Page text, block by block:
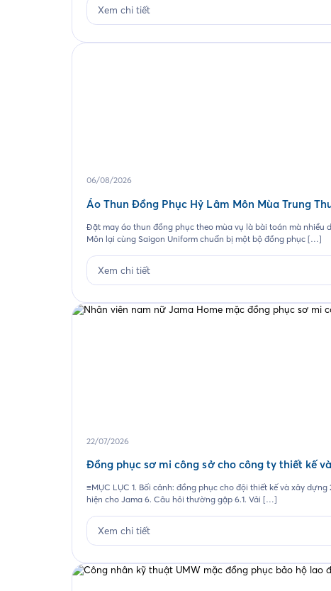
Xem chi tiết
06/08/2026
Áo Thun Đồng Phục Hỷ Lâm Môn Mùa Trung
Đặt may áo thun đồng phục theo mùa vụ là bài toán mà nhiều
Môn lại cùng Saigon Uniform chuẩn bị một bộ đồng phục […]
Xem chi tiết
22/07/2026
Đồng phục sơ mi công sở cho công ty thiết kế
≡MỤC LỤC 1. Bối cảnh: đồng phục cho đội thiết kế và xây
hiện cho Jama 6. Câu hỏi thường gặp 6.1. Vải […]
Xem chi tiết